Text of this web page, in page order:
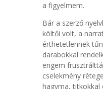
a figyelmem.
Bár a szerző
költői volt, a
érthetetlennek
darabokkal
engem
cselekmény
hagyma, titkokkal